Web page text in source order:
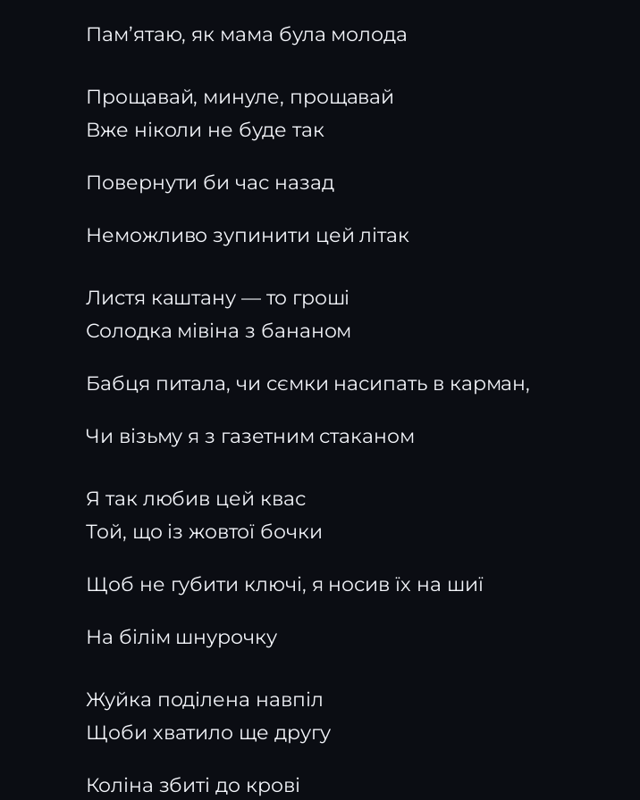
Пам’ятаю, як мама була молода
Прощавай, минуле, прощавай
Вже ніколи не буде так
Повернути би час назад
Неможливо зупинити цей літак
Листя каштану — то гроші
Солодка мівіна з бананом
Бабця питала, чи сємки насипать в карман,
Чи візьму я з газетним стаканом
Я так любив цей квас
Той, що із жовтої бочки
Щоб не губити ключі, я носив їх на шиї
На білім шнурочку
Жуйка поділена навпіл
Щоби хватило ще другу
Коліна збиті до крові